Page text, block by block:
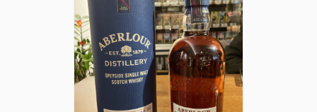
酒瓶現在位置
搜尋酒瓶現在位置
最大